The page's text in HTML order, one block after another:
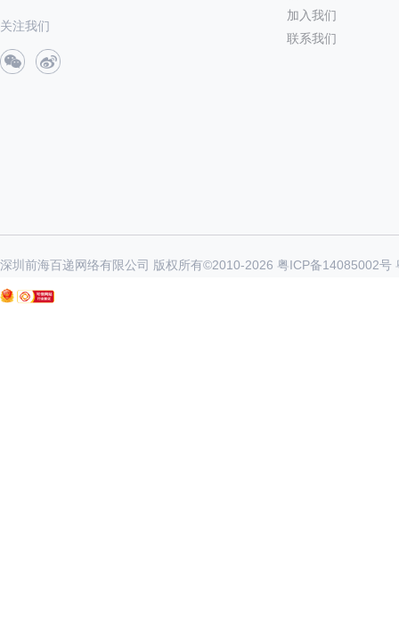
关注我们
加入我们
联系我们
深圳前海百递网络有限公司 版权所有©2010-2026 粤ICP备14085002号